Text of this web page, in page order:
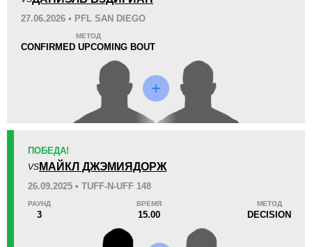
KO/TKO
0
27.06.2026 • PFL SAN DIEGO
МЕТОД
CONFIRMED UPCOMING BOUT
ПОБЕДА!
VS МАЙКЛ ДЖЭМИЯДОРЖ
26.09.2025 • TUFF-N-UFF 148
РАУНД
3
ВРЕМЯ
15.00
МЕТОД
DECISION